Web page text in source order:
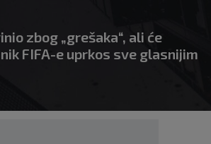
zbog „grešaka“, ali će
FIFA-e uprkos sve glasnijim